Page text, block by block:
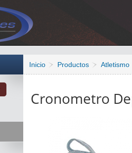
Inicio Productos Atletismo
Cronometro